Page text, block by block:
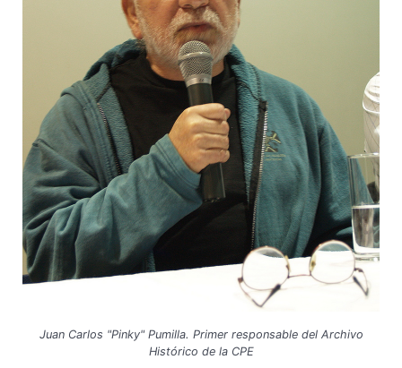
Juan Carlos "Pinky" Pumilla. Primer responsable del Archivo
Histórico de la CPE